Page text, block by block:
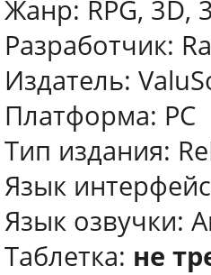
Жанр: RPG, 3D,
Разработчик:
Издатель:
Платформа: PC
Тип издания:
Язык
Язык озвучки:
Таблетка: не